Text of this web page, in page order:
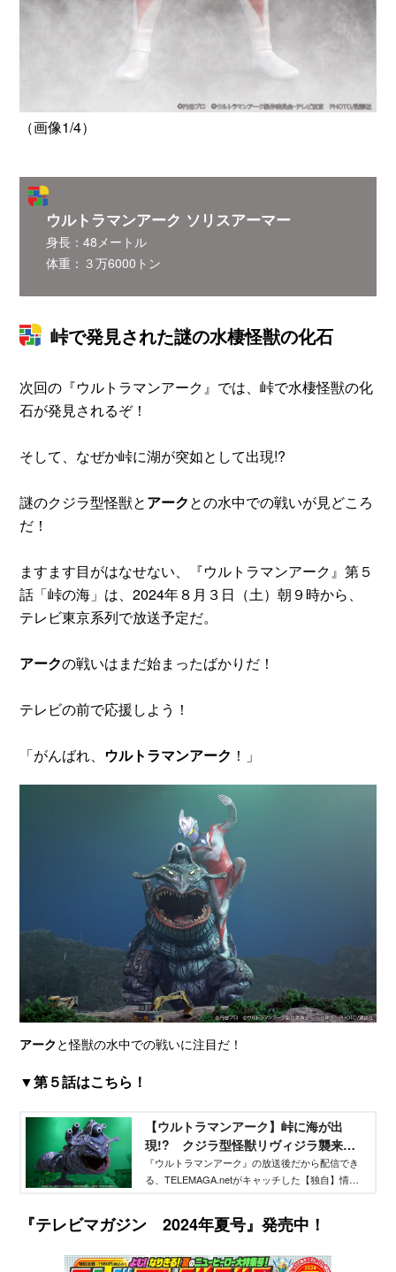
（画像1/4）
ウルトラマンアーク ソリスアーマー
身長：48メートル
体重：３万6000トン
峠で発見された謎の水棲怪獣の化石
次回の『ウルトラマンアーク』では、峠で水棲怪獣の化
石が発見されるぞ！
そして、なぜか峠に湖が突如として出現!?
謎のクジラ型怪獣とアークとの水中での戦いが見どころ
だ！
ますます目がはなせない、『ウルトラマンアーク』第５
話「峠の海」は、2024年８月３日（土）朝９時から、
テレビ東京系列で放送予定だ。
アークの戦いはまだ始まったばかりだ！
テレビの前で応援しよう！
「がんばれ、 ウルトラマンアーク ！」
アーク と怪獣の水中での戦いに注目だ！
▼第５話はこちら！
【ウルトラマンアーク】峠に海が出
現!? クジラ型怪獣リヴィジラ襲来！ -
TELEMAGA.net｜講談社
『ウルトラマンアーク』の放送後だから配信でき
る、TELEMAGA.netがキャッチした【独自】情報
だけではわからない、ウルトラマンや怪獣、宇宙
『テレビマガジン 2024年夏号』発売中！